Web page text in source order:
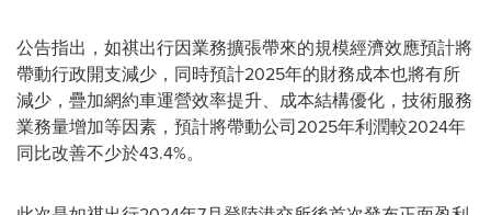
公告指出，如祺出行因業務擴張帶來的規模經濟效應預計將
帶動行政開支減少，同時預計2025年的財務成本也將有所
減少，疊加網約車運營效率提升、成本結構優化，技術服務
業務量增加等因素，預計將帶動公司2025年利潤較2024年
同比改善不少於43.4%。